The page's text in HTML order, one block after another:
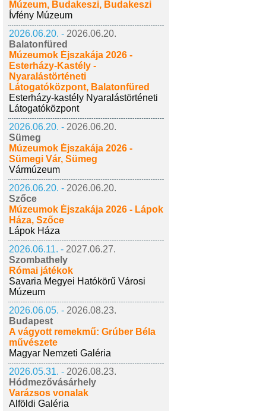
Múzeum, Budakeszi, Budakeszi
Ívfény Múzeum
2026.06.20. - 2026.06.20.
Balatonfüred
Múzeumok Éjszakája 2026 -
Esterházy-Kastély -
Nyaralástörténeti
Látogatóközpont, Balatonfüred
Esterházy-kastély Nyaralástörténeti
Látogatóközpont
2026.06.20. - 2026.06.20.
Sümeg
Múzeumok Éjszakája 2026 -
Sümegi Vár, Sümeg
Vármúzeum
2026.06.20. - 2026.06.20.
Szőce
Múzeumok Éjszakája 2026 - Lápok
Háza, Szőce
Lápok Háza
2026.06.11. - 2027.06.27.
Szombathely
Római játékok
Savaria Megyei Hatókörű Városi
Múzeum
2026.06.05. - 2026.08.23.
Budapest
A vágyott remekmű: Grúber Béla
művészete
Magyar Nemzeti Galéria
2026.05.31. - 2026.08.23.
Hódmezővásárhely
Varázsos vonalak
Alföldi Galéria